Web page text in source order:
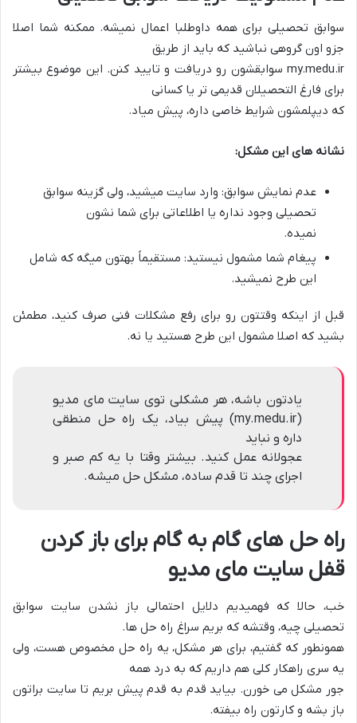
سوابق تحصیلی برای همه داوطلبا اعمال نمیشه. ممکنه شما اصلا
جزو اون گروهی نباشید که باید از طریق
my.medu.ir سوابقشون رو دریافت و تایید کنن. این موضوع بیشتر
برای فارغ التحصیلان قدیمی تر یا کسانی
که دیپلمشون شرایط خاصی داره، پیش میاد.
نشانه های این مشکل:
عدم نمایش سوابق: وارد سایت میشید، ولی گزینه سوابق
تحصیلی وجود نداره یا اطلاعاتی برای شما نشون
نمیده.
پیغام شما مشمول نیستید: مستقیماً بهتون میگه که شامل
این طرح نمیشید.
قبل از اینکه وقتتون رو برای رفع مشکلات فنی صرف کنید، مطمئن
بشید که اصلا مشمول این طرح هستید یا نه.
یادتون باشه، هر مشکلی توی سایت مای مدیو
(my.medu.ir) پیش بیاد، یک راه حل منطقی
داره و نباید
عجولانه عمل کنید. بیشتر وقتا با یه کم صبر و
اجرای چند تا قدم ساده، مشکل حل میشه.
راه حل های گام به گام برای باز کردن
قفل سایت مای مدیو
خب، حالا که فهمیدیم دلایل احتمالی باز نشدن سایت سوابق
تحصیلی چیه، وقتشه که بریم سراغ راه حل ها.
همونطور که گفتیم، برای هر مشکل، یه راه حل مخصوص هست، ولی
یه سری راهکار کلی هم داریم که به درد همه
جور مشکل می خورن. بیاید قدم به قدم پیش بریم تا سایت براتون
باز بشه و کارتون راه بیفته.